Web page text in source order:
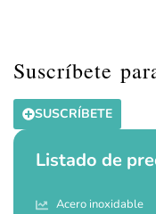
Suscríbete
SUSCRÍBETE
Listado de
Acero inoxidable